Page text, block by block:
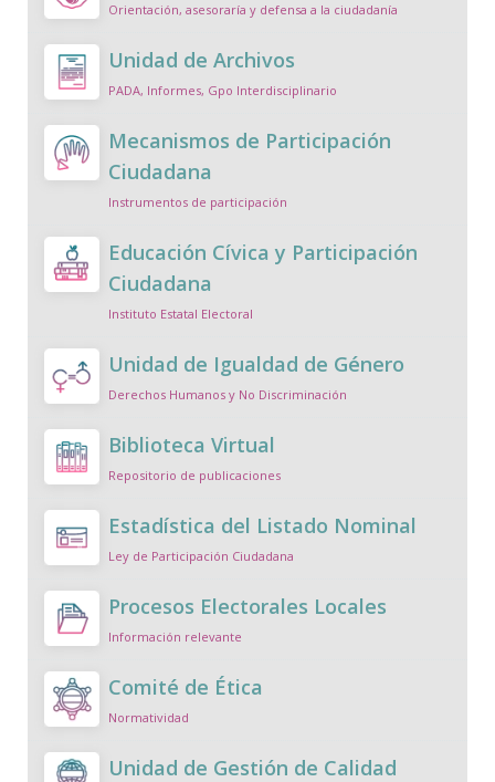
Orientación, asesoraría y defensa a la ciudadanía
Unidad de Archivos
PADA, Informes, Gpo Interdisciplinario
Mecanismos de Participación
Ciudadana
Instrumentos de participación
Educación Cívica y Participación
Ciudadana
Instituto Estatal Electoral
Unidad de Igualdad de Género
Derechos Humanos y No Discriminación
Biblioteca Virtual
Repositorio de publicaciones
Estadística del Listado Nominal
Ley de Participación Ciudadana
Procesos Electorales Locales
Información relevante
Comité de Ética
Normatividad
Unidad de Gestión de Calidad